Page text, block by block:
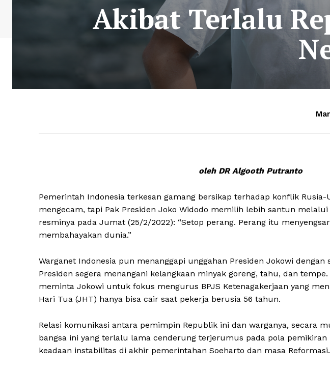
Akibat Terlalu
oleh DR Algooth Putranto
Pemerintah Indonesia terkesan gamang bersikap terhadap konflik
mengecam, tapi Pak Presiden Joko Widodo memilih lebih santun
resminya pada Jumat (25/2/2022): “Setop perang. Perang itu
membahayakan dunia.”
Warganet Indonesia pun menanggapi unggahan Presiden Jokowi dengan
Presiden segera menangani kelangkaan minyak goreng, tahu, dan
meminta Jokowi untuk fokus mengurus BPJS Ketenagakerjaan yang
Hari Tua (JHT) hanya bisa cair saat pekerja berusia 56 tahun.
Relasi komunikasi antara pemimpin Republik ini dan warganya, secara
bangsa ini yang terlalu lama cenderung terjerumus pada pola pemikiran
keadaan instabilitas di akhir pemerintahan Soeharto dan masa Reformasi.